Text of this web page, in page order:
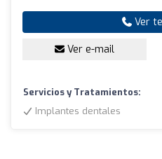
Ver
Ver e-mail
Servicios y Tratamientos:
Implantes dentales